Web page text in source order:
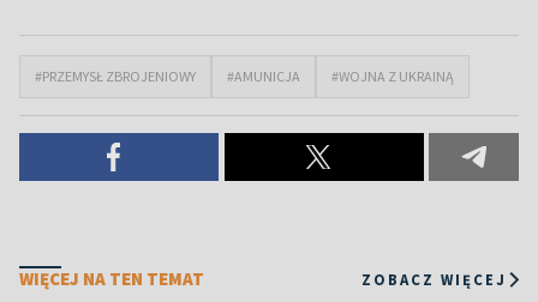
#PRZEMYSŁ ZBROJENIOWY #AMUNICJA #WOJNA Z UKRAINĄ
WIĘCEJ NA TEN TEMAT ZOBACZ WIĘCEJ